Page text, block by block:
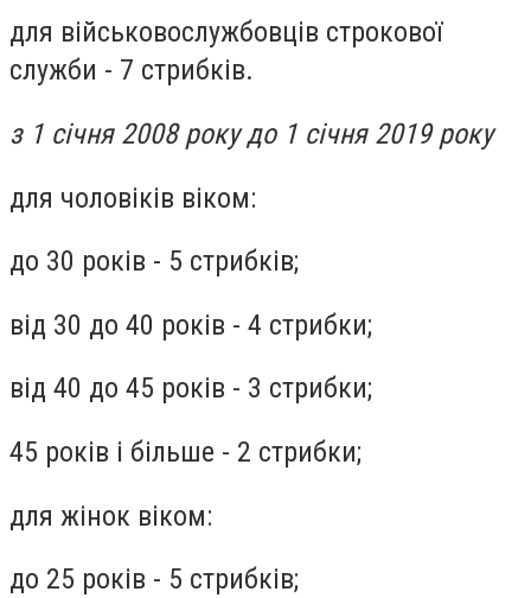
для військовослужбовців строкової
служби - 7 стрибків.
з 1 січня 2008 року до 1 січня 2019 року
для чоловіків віком:
до 30 років - 5 стрибків;
від 30 до 40 років - 4 стрибки;
від 40 до 45 років - 3 стрибки;
45 років і більше - 2 стрибки;
для жінок віком:
до 25 років - 5 стрибків;